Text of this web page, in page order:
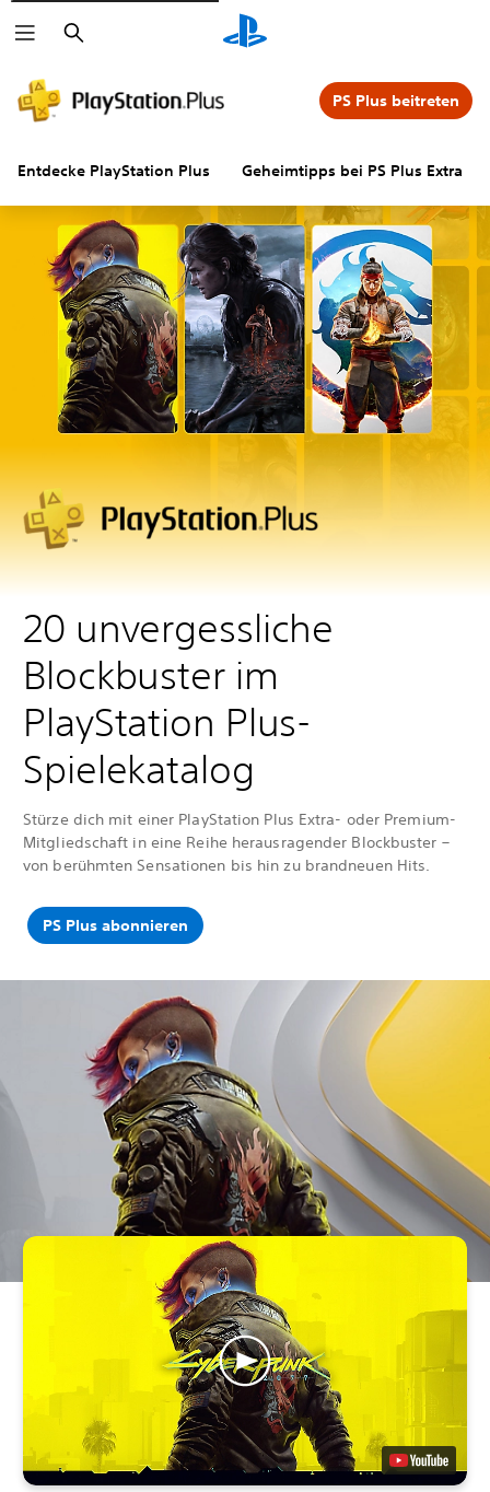
Suchen
Entdecke PlayStation Plus Geheimtipps bei PS Plus Extra
PS Plus beitreten
20 unvergessliche
Blockbuster im
PlayStation Plus-
Spielekatalog
Stürze dich mit einer PlayStation Plus Extra- oder Premium-
Mitgliedschaft in eine Reihe herausragender Blockbuster –
von berühmten Sensationen bis hin zu brandneuen Hits.
PS Plus abonnieren